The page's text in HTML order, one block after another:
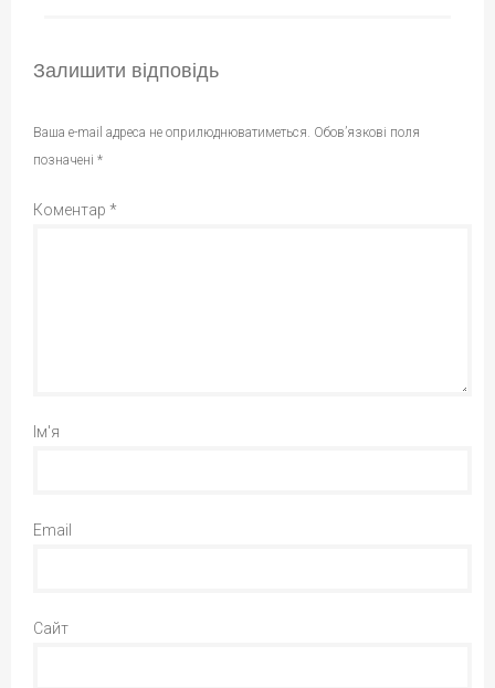
Залишити відповідь
Ваша e-mail адреса не оприлюднюватиметься. Обов’язкові поля
позначені *
Коментар *
Ім'я
Email
Сайт